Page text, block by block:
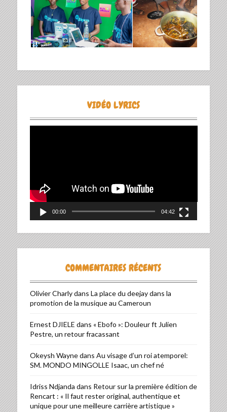
VIDÉO LYRICS
00:00 04:42
COMMENTAIRES RÉCENTS
Olivier Charlydans La place du deejay dans la
promotion de la musique au Cameroun
Ernest DJIELE dans « Ebofo »: Douleur ft Julien
Pestre, un retour fracassant
Okeysh Waynedans Au visage d’un roi atemporel:
SM. MONDO MINGOLLE Isaac, un chef né
Idriss Ndjanda dans Retour sur la première édition de
Rencart : « Il faut rester original, authentique et
unique pour une meilleure carrière artistique »